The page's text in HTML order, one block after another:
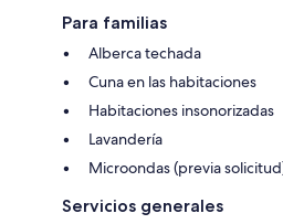
Para familias
Alberca techada
Cuna en las habitaciones
Habitaciones insonorizadas
Lavandería
Microondas (previa
Servicios generales